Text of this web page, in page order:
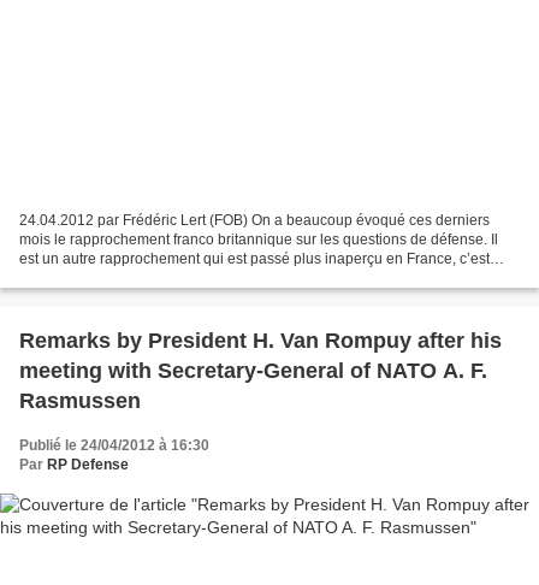
24.04.2012 par Frédéric Lert (FOB) On a beaucoup évoqué ces derniers
mois le rapprochement franco britannique sur les questions de défense. Il
est un autre rapprochement qui est passé plus inaperçu en France, c’est
Remarks by President H. Van Rompuy after his
meeting with Secretary-General of NATO A. F.
Rasmussen
Publié le 24/04/2012 à 16:30
Par RP Defense